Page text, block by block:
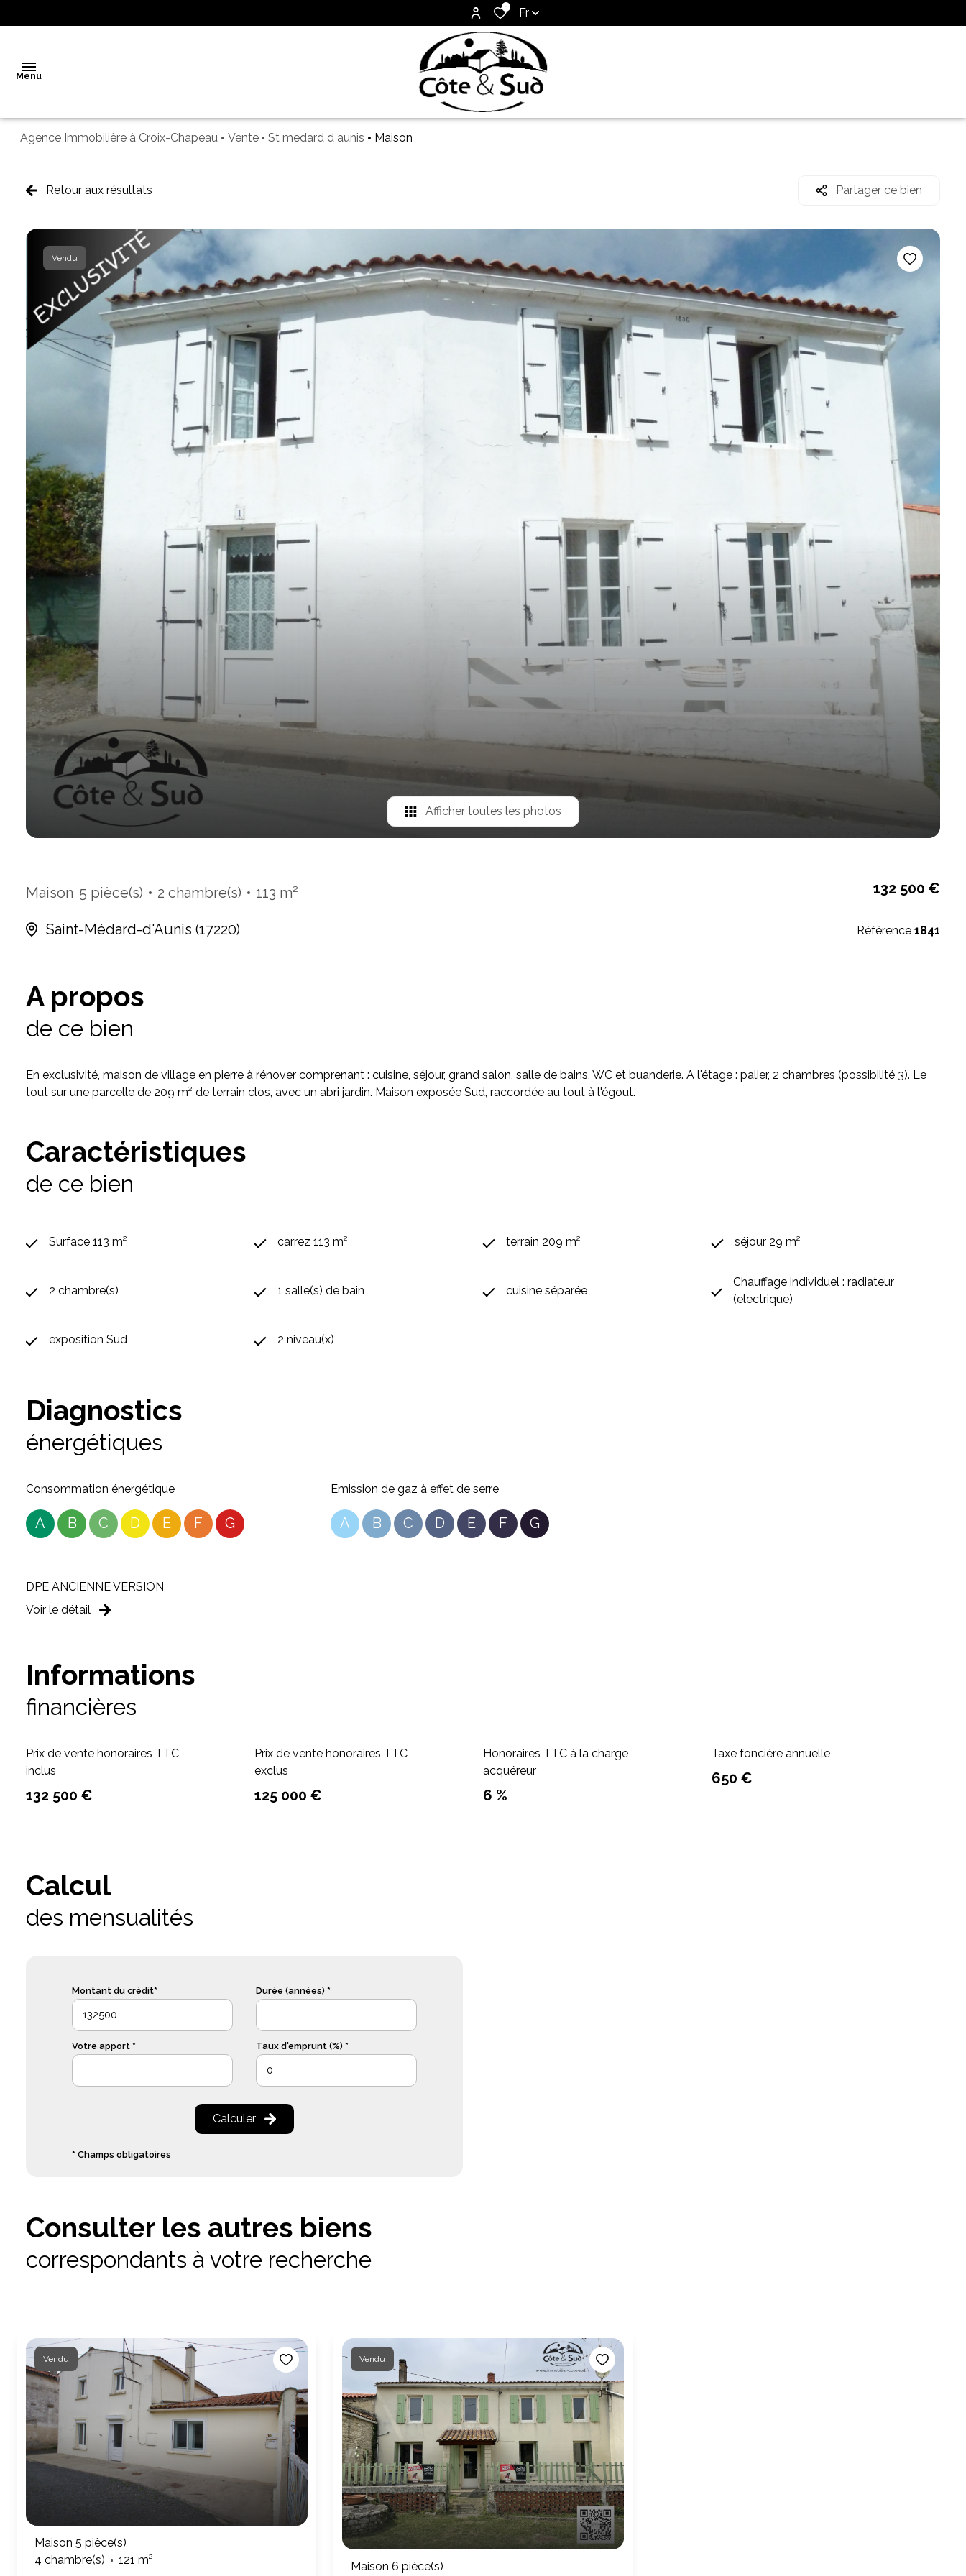
0 Fr
Menu
Vente
agence
Biens
vendus
Estimation
Contact
Avis
clients
Cartes
de
visites
Agence Immobilière à Croix-Chapeau Vente St medard d aunis Maison
Retour aux résultats Partager ce bien
Vendu
Afficher toutes les photos
Maison 5 pièce(s) 2 chambre(s) 113 m²
Saint-Médard-d'Aunis (17220)
132 500 €
Référence 1841
A propos
de ce bien
En exclusivité, maison de village en pierre à rénover comprenant : cuisine, séjour, grand salon, salle de bains, WC et buanderie. A l'étage : palier, 2 chambres (possibilité 3). Le
tout sur une parcelle de 209 m² de terrain clos, avec un abri jardin. Maison exposée Sud, raccordée au tout à l'égout.
Caractéristiques
de ce bien
Surface 113 m² carrez 113 m² terrain 209 m² séjour 29 m²
2 chambre(s) 1 salle(s) de bain cuisine séparée
Chauffage individuel : radiateur
(electrique)
exposition Sud 2 niveau(x)
Diagnostics
énergétiques
Consommation énergétique
A B C D E F G
Emission de gaz à effet de serre
A B C D E F G
DPE ANCIENNE VERSION
Voir le détail
Informations
financières
Prix de vente honoraires TTC
inclus
132 500 €
Prix de vente honoraires TTC
exclus
125 000 €
Honoraires TTC à la charge
acquéreur
6 %
Taxe foncière annuelle
650 €
Calcul
des mensualités
Montant du crédit* Durée (années) *
Votre apport * Taux d'emprunt (%) *
Calculer
* Champs obligatoires
Consulter les autres biens
correspondants à votre recherche
Vendu
Maison 5 pièce(s)
4 chambre(s)
121 m²
Vendu
Maison 6 pièce(s)